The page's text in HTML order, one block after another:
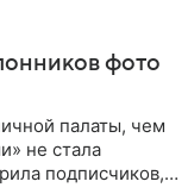
фото
палаты, чем
не стала
подписчиков,